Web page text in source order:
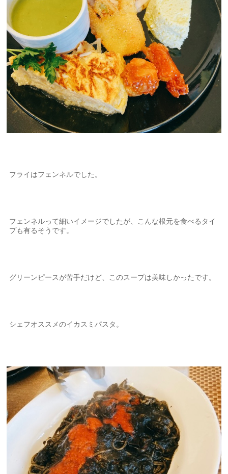
フライはフェンネルでした。
フェンネルって細いイメージでしたが、こんな根元を食べるタイ
プも有るそうです。
グリーンピースが苦手だけど、このスープは美味しかったです。
シェフオススメのイカスミパスタ。